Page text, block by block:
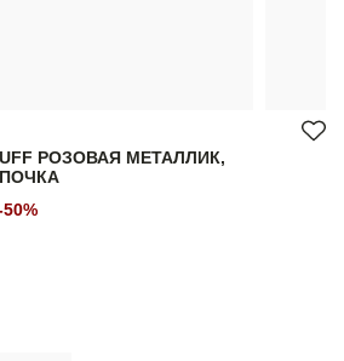
РОЗОВАЯ МЕТАЛЛИК,
50%